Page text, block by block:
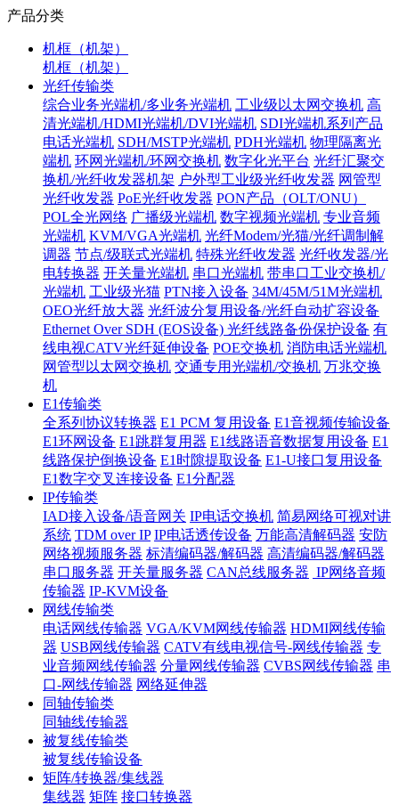
产品分类
机框（机架）
机框（机架）
光纤传输类
综合业务光端机/多业务光端机 工业级以太网交换机 高
清光端机/HDMI光端机/DVI光端机 SDI光端机系列产品
电话光端机 SDH/MSTP光端机 PDH光端机 物理隔离光
端机 环网光端机/环网交换机 数字化光平台 光纤汇聚交
换机/光纤收发器机架 户外型工业级光纤收发器 网管型
光纤收发器 PoE光纤收发器 PON产品（OLT/ONU）
POL全光网络 广播级光端机 数字视频光端机 专业音频
光端机 KVM/VGA光端机 光纤Modem/光猫/光纤调制解
调器 节点/级联式光端机 特殊光纤收发器 光纤收发器/光
电转换器 开关量光端机 串口光端机 带串口工业交换机/
光端机 工业级光猫 PTN接入设备 34M/45M/51M光端机
OEO光纤放大器 光纤波分复用设备/光纤自动扩容设备
Ethernet Over SDH (EOS设备) 光纤线路备份保护设备 有
线电视CATV光纤延伸设备 POE交换机 消防电话光端机
网管型以太网交换机 交通专用光端机/交换机 万兆交换
机
E1传输类
全系列协议转换器 E1 PCM 复用设备 E1音视频传输设备
E1环网设备 E1跳群复用器 E1线路语音数据复用设备 E1
线路保护倒换设备 E1时隙提取设备 E1-U接口复用设备
E1数字交叉连接设备 E1分配器
IP传输类
IAD接入设备/语音网关 IP电话交换机 简易网络可视对讲
系统 TDM over IP IP电话透传设备 万能高清解码器 安防
网络视频服务器 标清编码器/解码器 高清编码器/解码器
串口服务器 开关量服务器 CAN总线服务器 IP网络音频
传输器 IP-KVM设备
网线传输类
电话网线传输器 VGA/KVM网线传输器 HDMI网线传输
器 USB网线传输器 CATV有线电视信号-网线传输器 专
业音频网线传输器 分量网线传输器 CVBS网线传输器 串
口-网线传输器 网络延伸器
同轴传输类
同轴线传输器
被复线传输类
被复线传输设备
矩阵/转换器/集线器
集线器 矩阵 接口转换器